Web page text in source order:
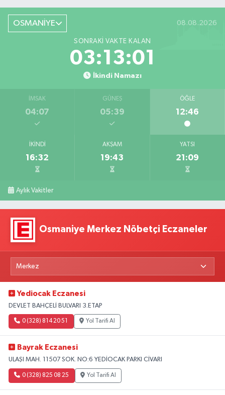
OSMANİYE 08.08.2026
SONRAKI VAKTE KALAN
03:12:59
İkindi Namazı
İMSAK
04:07
GÜNEŞ
05:39
ÖĞLE
12:46
İKINDI
16:32
AKŞAM
19:43
YATSI
21:09
Aylık Vakitler
Osmaniye Merkez Nöbetçi Eczaneler
Yediocak Eczanesi
DEVLET BAHÇELİ BULVARI 3.ETAP
0 (328) 814 20 51 Yol Tarifi Al
Bayrak Eczanesi
ULAŞI MAH. 11507 SOK. NO:6 YEDİOCAK PARKI CİVARI
0 (328) 825 08 25 Yol Tarifi Al